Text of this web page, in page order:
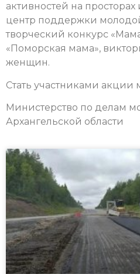
активностей на
центр поддержки
творческий конкурс
«Поморская мама»,
женщин.
Стать участниками акции
Министерство по делам
Архангельской области